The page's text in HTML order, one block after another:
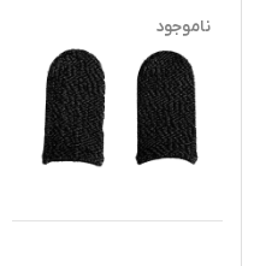
ناموجود